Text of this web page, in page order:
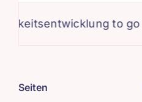
to go
Seiten